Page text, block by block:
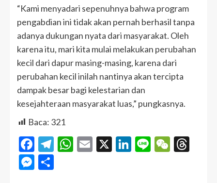
“Kami menyadari sepenuhnya bahwa program
pengabdian ini tidak akan pernah berhasil tanpa
adanya dukungan nyata dari masyarakat. Oleh
karena itu, mari kita mulai melakukan perubahan
kecil dari dapur masing-masing, karena dari
perubahan kecil inilah nantinya akan tercipta
dampak besar bagi kelestarian dan
kesejahteraan masyarakat luas,” pungkasnya.
Baca: 321
Facebook
Telegram
WhatsApp
Email
X LinkedIn
Line
Messenger